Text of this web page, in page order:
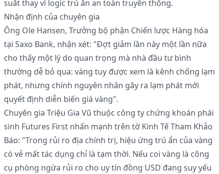
suất thay vì logic trú ẩn an toàn truyền thống.
Nhận định của chuyên gia
Ông Ole Hansen, Trưởng bộ phận Chiến lược Hàng hóa
tại Saxo Bank, nhận xét: "Đợt giảm lần này một lần nữa
cho thấy một lý do quan trọng mà nhà đầu tư bình
thường dễ bỏ qua: vàng tuy được xem là kênh chống lạm
phát, nhưng chính nguyên nhân gây ra lạm phát mới
quyết định diễn biến giá vàng".
Chuyên gia Triệu Gia Vũ thuộc công ty chứng khoán phái
sinh Futures First nhấn mạnh trên tờ Kinh Tế Tham Khảo
Báo: "Trong rủi ro địa chính trị, hiệu ứng trú ẩn của vàng
có vẻ mất tác dụng chỉ là tạm thời. Nếu coi vàng là công
cụ phòng ngừa rủi ro cho uy tín đồng USD đang suy yếu